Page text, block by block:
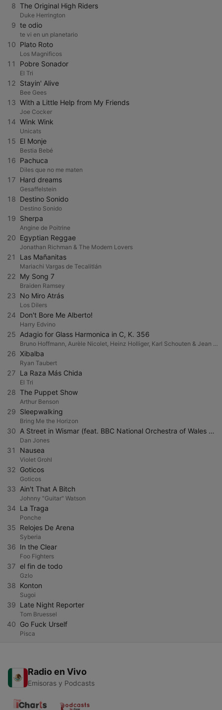
8 The Original High Riders
Duke Herrington
9 te odio
te vi en un planetario
10 Plato Roto
Los Magnificos
11 Pobre Sonador
El Tri
12 Stayin' Alive
Bee Gees
13 With a Little Help from My Friends
Joe Cocker
14 Wink Wink
Unicats
15 El Monje
Bestia Bebé
16 Pachuca
Diles que no me maten
17 Hard dreams
Gesaffelstein
18 Destino Sonido
Destino Sonido
19 Sherpa
Angine de Poitrine
20 Egyptian Reggae
Jonathan Richman & The Modern Lovers
21 Las Mañanitas
Mariachi Vargas de Tecalitlán
22 My Song 7
Braiden Ramsey
23 No Miro Atrás
Los Dilers
24 Don't Bore Me Alberto!
Harry Edvino
25 Adagio for Glass Harmonica in C, K. 356
Bruno Hoffmann, Aurèle Nicolet, Heinz Holliger, Karl Schouten & Jean Decroos
26 Xibalba
Ryan Taubert
27 La Raza Más Chida
El Tri
28 The Puppet Show
Arthur Benson
29 Sleepwalking
Bring Me the Horizon
30 A Street in Wismar (feat. BBC National Orchestra of Wales & Christopher Austin)
Dan Jones
31 Nausea
Violet Grohl
32 Goticos
Goticos
33 Ain't That A Bitch
Johnny "Guitar" Watson
34 La Traga
Ponche
35 Relojes De Arena
Syberia
36 In the Clear
Foo Fighters
37 el fin de todo
Gzlo
38 Konton
Sugoi
39 Late Night Reporter
Tom Bruessel
40 Go Fuck Urself
Pisca
Radio en Vivo
Emisoras y Podcasts